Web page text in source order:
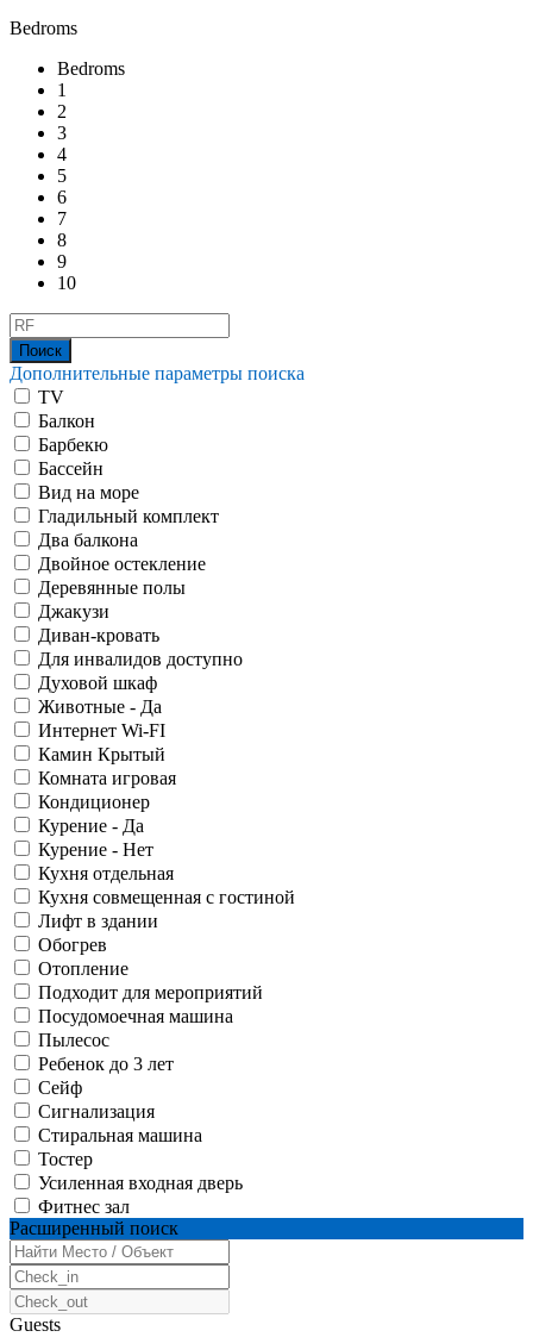
Bedroms
Bedroms
1
2
3
4
5
6
7
8
9
10
Дополнительные параметры поиска
TV
Балкон
Барбекю
Бассейн
Вид на море
Гладильный комплект
Два балкона
Двойное остекление
Деревянные полы
Джакузи
Диван-кровать
Для инвалидов доступно
Духовой шкаф
Животные - Да
Интернет Wi-FI
Камин Крытый
Комната игровая
Кондиционер
Курение - Да
Курение - Нет
Кухня отдельная
Кухня совмещенная с гостиной
Лифт в здании
Обогрев
Отопление
Подходит для мероприятий
Посудомоечная машина
Пылесос
Ребенок до 3 лет
Сейф
Сигнализация
Стиральная машина
Тостер
Усиленная входная дверь
Фитнес зал
Расширенный поиск
Guests